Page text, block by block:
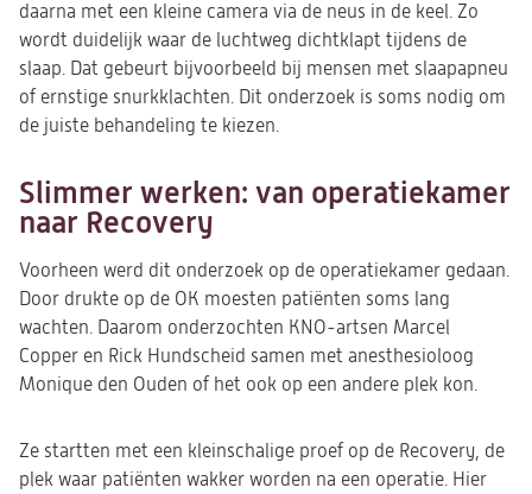
daarna met een kleine camera via de neus in de keel. Zo
wordt duidelijk waar de luchtweg dichtklapt tijdens de
slaap. Dat gebeurt bijvoorbeeld bij mensen met slaapapneu
of ernstige snurkklachten. Dit onderzoek is soms nodig om
de juiste behandeling te kiezen.
Slimmer werken: van operatiekamer
naar Recovery
Voorheen werd dit onderzoek op de operatiekamer gedaan.
Door drukte op de OK moesten patiënten soms lang
wachten. Daarom onderzochten KNO-artsen Marcel
Copper en Rick Hundscheid samen met anesthesioloog
Monique den Ouden of het ook op een andere plek kon.
Ze startten met een kleinschalige proef op de Recovery, de
plek waar patiënten wakker worden na een operatie. Hier